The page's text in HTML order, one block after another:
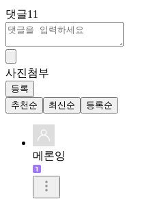
댓글11
사진첨부
등록
추천순
최신순 등록순
메론잉